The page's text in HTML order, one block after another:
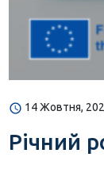
14 Жовтня,
Річний